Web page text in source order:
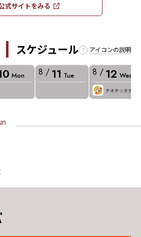
式サイトをみる​​
スケジュール アイコンの説明
Mon 8 / 11 Tue 8 / 12 Wed
チネチッタデー